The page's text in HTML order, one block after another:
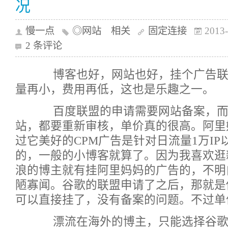
况
慢一点 ◎网站 相关 固定连接
2 条评论
博客也好，网站也好，挂个广告联
量再小，费用再低，这也是乐趣之一。
百度联盟的申请需要网站备案，而
站，都要重新审核，单价真的很高。阿
过它美好的CPM广告是针对日流量1万IP
的，一般的小博客就算了。因为我喜欢
浪的博主就有挂阿里妈妈的广告的，不
陋寡闻。谷歌的联盟申请了之后，那就
可以直接挂了，没有备案的问题。不过
漂流在海外的博主，只能选择谷歌